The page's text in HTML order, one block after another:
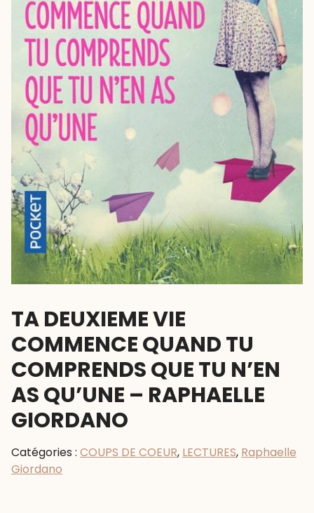
TA DEUXIEME VIE
COMMENCE QUAND TU
COMPRENDS QUE TU N’EN
AS QU’UNE – RAPHAELLE
GIORDANO
Catégories : COUPS DE COEUR, LECTURES, Raphaelle
Giordano